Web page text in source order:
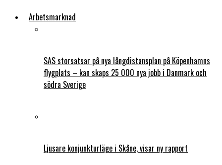
Arbetsmarknad
SAS storsatsar på nya långdistansplan på Köpenhamns
flygplats – kan skaps 25 000 nya jobb i Danmark och
södra Sverige
Ljusare konjunkturläge i Skåne, visar ny rapport